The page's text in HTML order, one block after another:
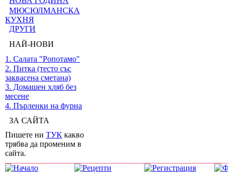
МЮСЮЛМАНСКА
КУХНЯ
ДРУГИ
НАЙ-НОВИ
1. Салата "Ропотамо"
2. Питка (тесто със
заквасена сметана)
3. Домашен хляб без
месене
4. Пърленки на фурна
ЗА САЙТА
Пишете ни ТУК какво
трябва да променим в
сайта.